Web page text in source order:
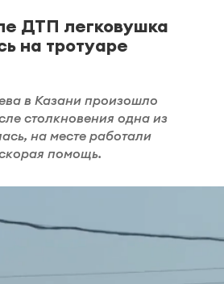
ДТП легковушка
на тротуаре
в Казани произошло
столкновения одна из
на месте работали
помощь.